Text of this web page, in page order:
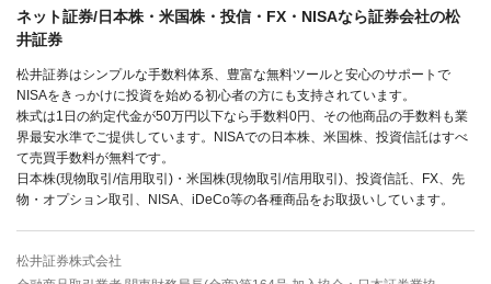
ネット証券/日本株・米国株・投信・FX・NISAなら証券会社の松
井証券
松井証券はシンプルな手数料体系、豊富な無料ツールと安心のサポートで
NISAをきっかけに投資を始める初心者の方にも支持されています。
株式は1日の約定代金が50万円以下なら手数料0円、その他商品の手数料も業
界最安水準でご提供しています。NISAでの日本株、米国株、投資信託はすべ
て売買手数料が無料です。
日本株(現物取引/信用取引)・米国株(現物取引/信用取引)、投資信託、FX、先
物・オプション取引、NISA、iDeCo等の各種商品をお取扱いしています。
松井証券株式会社